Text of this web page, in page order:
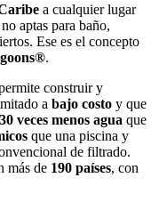
a cualquier lugar
aptas para baño,
Ese es el concepto
®.
construir y
a bajo costo y que
30 veces menos agua que
que una piscina y
de filtrado.
más de 190 países, con